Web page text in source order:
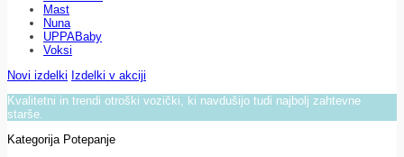
Mast
Nuna
UPPABaby
Voksi
Novi izdelki Izdelki v akciji
Kvalitetni in trendi otroški vozički, ki navdušijo tudi najbolj zahtevne
starše.
Kategorija Potepanje